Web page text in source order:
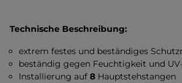
Technische Beschreibung:
extrem festes und beständiges
beständig gegen Feuchtigkeit und
Installierung auf 8 Hauptstehstangen